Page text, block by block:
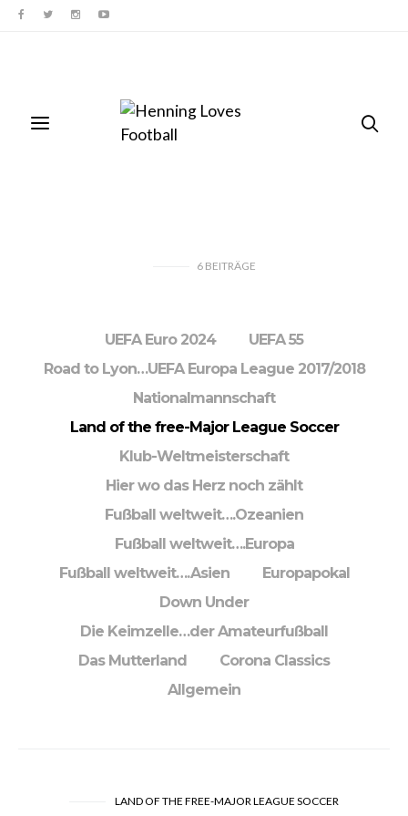
BEITRÄGE
UEFA Euro 2024
UEFA 55
Road to Lyon…UEFA Europa League 2017/2018
Nationalmannschaft
Land of the free-Major League Soccer
Klub-Weltmeisterschaft
Hier wo das Herz noch zählt
Fußball weltweit….Ozeanien
Fußball weltweit….Europa
Fußball weltweit….Asien
Europapokal
Down Under
Die Keimzelle…der Amateurfußball
Das Mutterland
Corona Classics
Allgemein
LAND OF THE FREE-MAJOR LEAGUE SOCCER
exklusiv
Link Facebookseite Henning Loves Football
Link Instagram Henning_Loves_Football
Link Twitter henninglovesfootball